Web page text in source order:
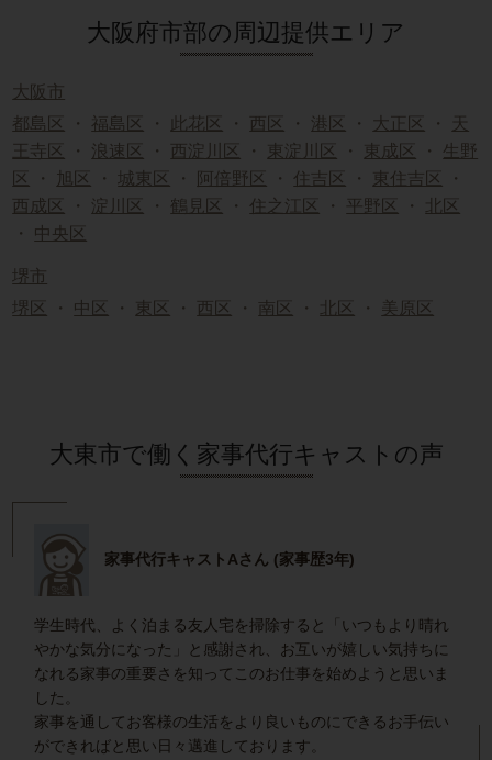
大阪府市部の周辺提供エリア
大阪市
都島区
・ 福島区 ・ 此花区 ・ 西区 ・ 港区 ・ 大正区 ・
天
王寺区
・ 浪速区 ・ 西淀川区 ・ 東淀川区 ・ 東成区 ・ 生野
区
・ 旭区 ・ 城東区 ・ 阿倍野区 ・ 住吉区 ・ 東住吉区
・
西成区
・ 淀川区 ・ 鶴見区 ・ 住之江区 ・ 平野区 ・
北区
・ 中央区
堺市
堺区
・ 中区 ・ 東区 ・ 西区 ・ 南区 ・ 北区 ・ 美原区
大東市で働く家事代行キャストの声
家事代行キャストAさん (家事歴3年)
学生時代、よく泊まる友人宅を掃除すると「いつもより晴れ
やかな気分になった」と感謝され、お互いが嬉しい気持ちに
なれる家事の重要さを知ってこのお仕事を始めようと思いま
した。
家事を通してお客様の生活をより良いものにできるお手伝い
ができればと思い日々邁進しております。